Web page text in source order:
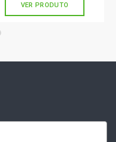
VER PRODUTO